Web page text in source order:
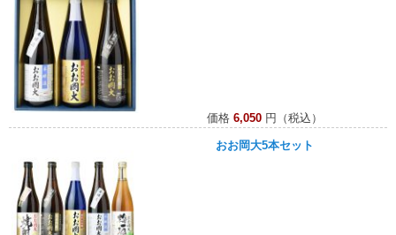
価格 6,050円（税込）
おお岡大5本セット